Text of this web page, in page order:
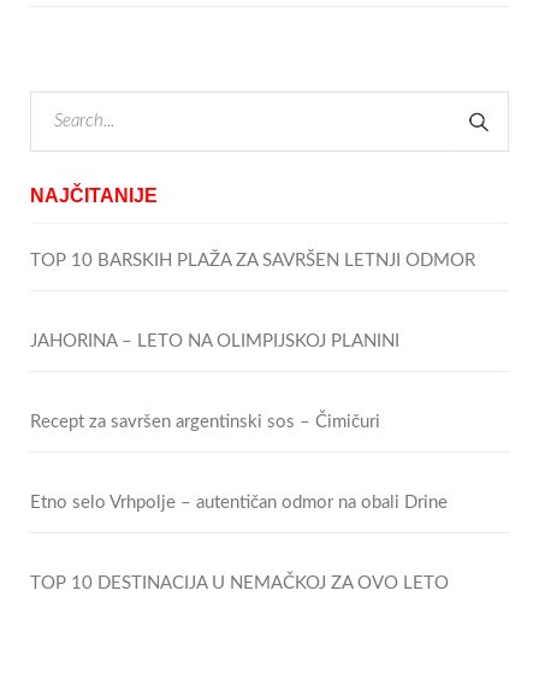
NAJČITANIJE
TOP 10 BARSKIH PLAŽA ZA SAVRŠEN LETNJI ODMOR
JAHORINA – LETO NA OLIMPIJSKOJ PLANINI
Recept za savršen argentinski sos – Čimičuri
Etno selo Vrhpolje – autentičan odmor na obali Drine
TOP 10 DESTINACIJA U NEMAČKOJ ZA OVO LETO